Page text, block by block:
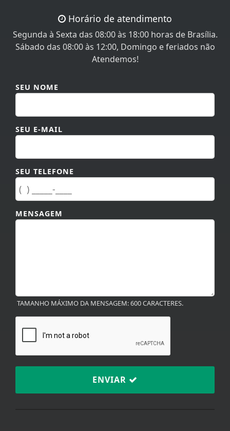
Segunda à Sexta das 08:00 às 18:00 horas de Brasília.
Sábado das 08:00 às 12:00, Domingo e feriados não
Atendemos!
SEU E-MAIL
SEU TELEFONE
MENSAGEM
ENVIAR